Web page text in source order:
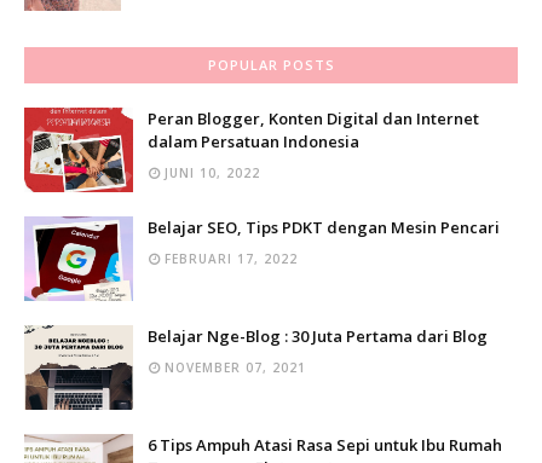
POPULAR POSTS
Peran Blogger, Konten Digital dan Internet
dalam Persatuan Indonesia
JUNI 10, 2022
Belajar SEO, Tips PDKT dengan Mesin Pencari
FEBRUARI 17, 2022
Belajar Nge-Blog : 30 Juta Pertama dari Blog
NOVEMBER 07, 2021
6 Tips Ampuh Atasi Rasa Sepi untuk Ibu Rumah